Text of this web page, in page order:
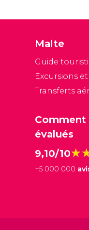
Malte
Guide
Excursions
Transferts
Comment
évalués
9,10/10
+5 000 000